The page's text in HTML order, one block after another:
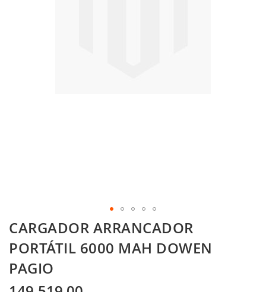
Skip
to
the
beginning
of
the
images
CARGADOR ARRANCADOR
PORTÁTIL 6000 MAH DOWEN
PAGIO